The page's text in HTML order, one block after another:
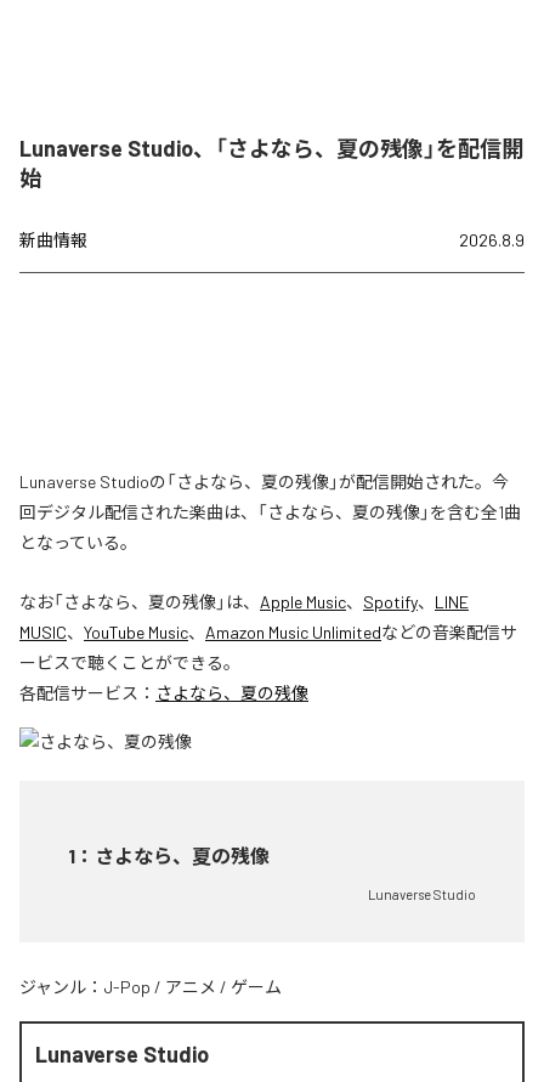
Lunaverse Studio、「さよなら、夏の残像」を配信開
始
新曲情報 2026.8.9
Lunaverse Studioの「さよなら、夏の残像」が配信開始された。今
回デジタル配信された楽曲は、「さよなら、夏の残像」を含む全1曲
となっている。
なお「さよなら、夏の残像」は、 Apple Music、 Spotify、 LINE
MUSIC、 YouTube Music、 Amazon Music Unlimitedなどの音楽配信サ
ービスで聴くことができる。
各配信サービス： さよなら、夏の残像
1 ： さよなら、夏の残像
Lunaverse Studio
ジャンル： J-Pop / アニメ / ゲーム
Lunaverse Studio